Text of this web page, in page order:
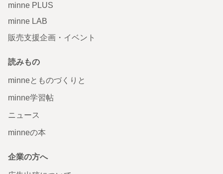
minne PLUS
minne LAB
販売支援企画・イベント
読みもの
minneとものづくりと
minne学習帖
ニュース
minneの本
企業の方へ